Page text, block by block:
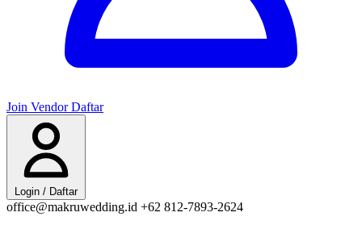
Join VendorDaftar
Login / Daftar
office@makruwedding.id +62 812-7893-2624